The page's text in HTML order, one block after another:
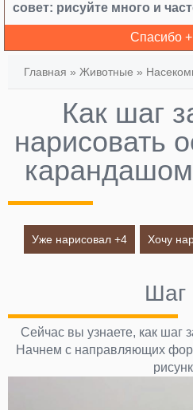
совет: рисуйте много и
Спасибо +
Главная » Животные »
Как шаг
нарисовать
Уже нарисовал +4 Хочу
Шаг
Сейчас вы узнаете, как шаг
Начнем с направляющих